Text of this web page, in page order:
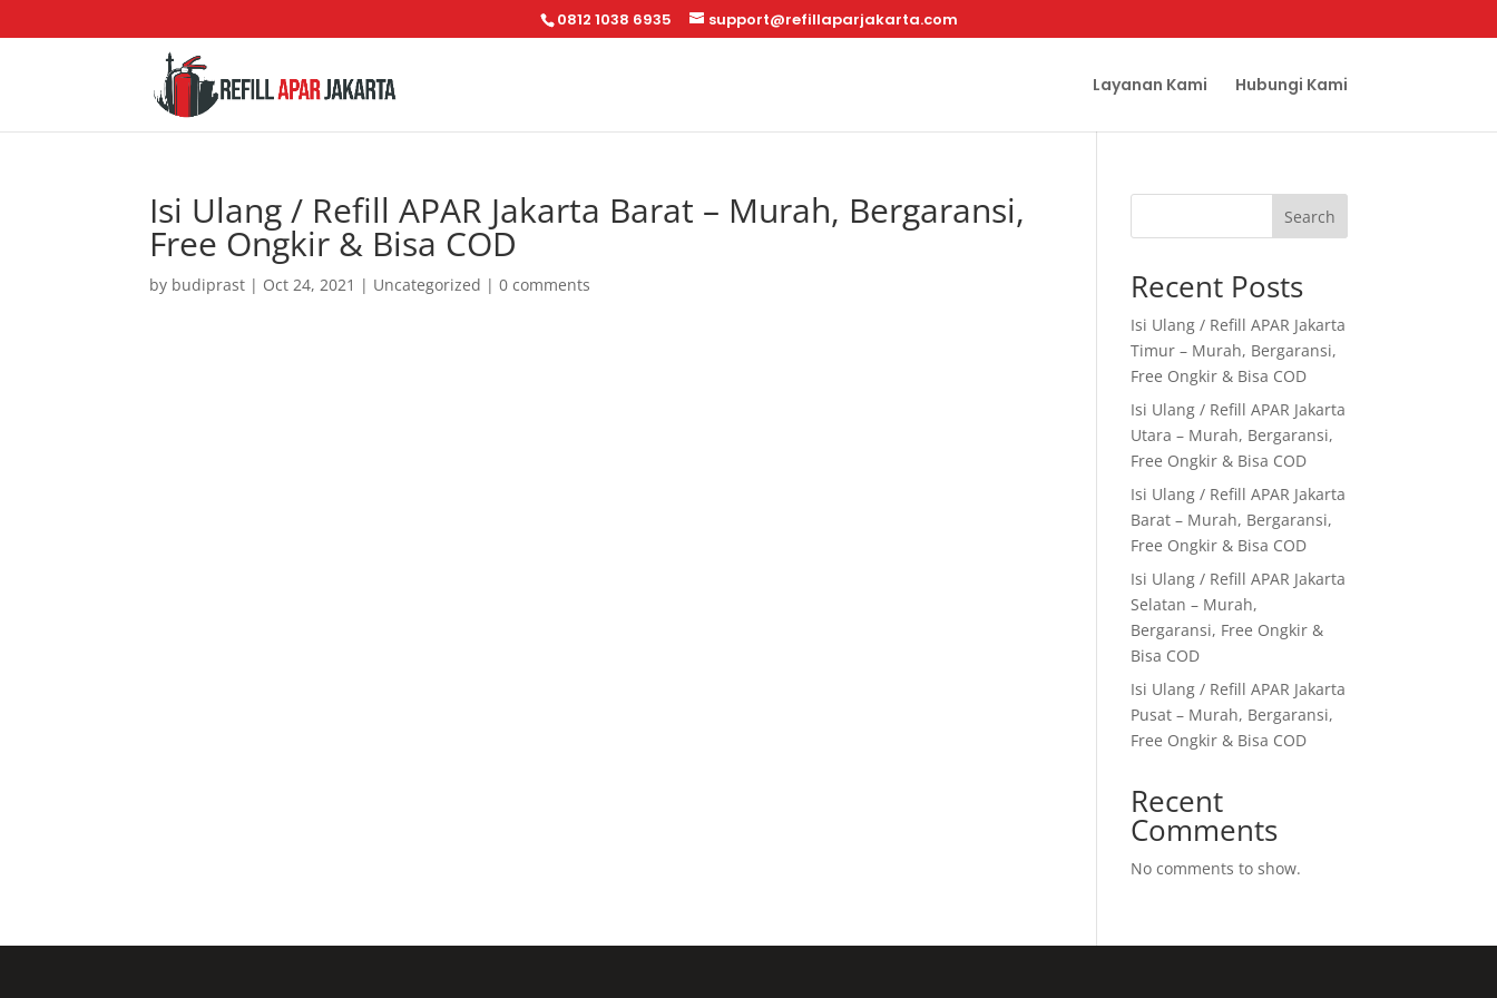
0812 1038 6935 support@refillaparjakarta.com
Layanan Kami Hubungi Kami
Isi Ulang / Refill APAR Jakarta Barat – Murah, Bergaransi,
Free Ongkir & Bisa COD
by budiprast | Oct 24, 2021 | Uncategorized |0 comments
Search
Recent Posts
Isi Ulang / Refill APAR Jakarta
Timur – Murah, Bergaransi,
Free Ongkir & Bisa COD
Isi Ulang / Refill APAR Jakarta
Utara – Murah, Bergaransi,
Free Ongkir & Bisa COD
Isi Ulang / Refill APAR Jakarta
Barat – Murah, Bergaransi,
Free Ongkir & Bisa COD
Isi Ulang / Refill APAR Jakarta
Selatan – Murah,
Bergaransi, Free Ongkir &
Bisa COD
Isi Ulang / Refill APAR Jakarta
Pusat – Murah, Bergaransi,
Free Ongkir & Bisa COD
Recent
Comments
No comments to show.